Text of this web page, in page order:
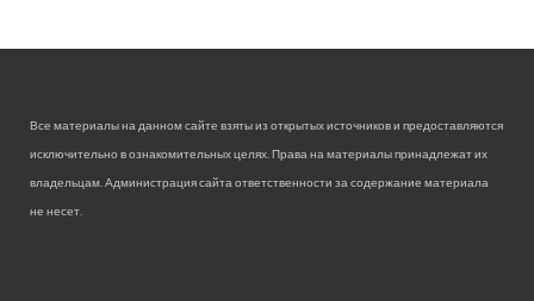
Все материалы на данном сайте взяты из открытых источников и предоставляются
исключительно в ознакомительных целях. Права на материалы принадлежат их
владельцам. Администрация сайта ответственности за содержание материала
не несет.